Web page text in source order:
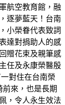
航空教育館，融
逐夢藍天！台南
小榮眷代表致詞
達對捐助人的感
贈花束及親筆感
任及永康榮醫殷
對住在台南榮
前來，也是長期
，令人永生效法